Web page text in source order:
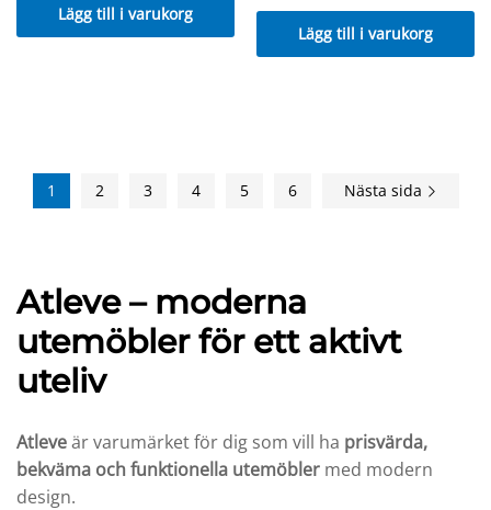
Lägg till i varukorg
Lägg till i varukorg
1 2 3 4 5 6 Nästa sida
Atleve – moderna
utemöbler för ett aktivt
uteliv
Atleveär varumärket för dig som vill ha prisvärda,
bekväma och funktionella utemöbler med modern
design.